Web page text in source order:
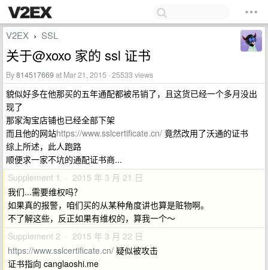
V2EX › SSL
关于@xoxo 家的 ssl 证书
By814517669at Mar 21, 2015 · 25533 views
貌似好多在他那买的五年通配都被吊销了，且这货已经一个多月没出
现了
那家淘宝店铺也已经全部下架
而且他的网站https://www.sslcertificate.cn/ 竟然改用了沃通的证书
综上所述，此人跑路
顺便求一家不坑的通配证书商...
Supplement 1 · 2015 年 3 月 21 日
我们...需要维权吗？
如果真的报警，咱们买的从某种角度讲也算是赃物啊。
不了解这些，反正如果有维权的，算我一个～
Supplement 2 · 2015 年 3 月 22 日
https://www.sslcertificate.cn/ 疑似被攻击
证书指向 canglaoshi.me